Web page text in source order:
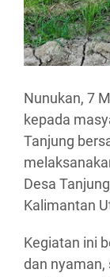
Nunukan, 7
kepada
Tanjung
Desa
Kalimantan
Kegiatan ini
dan